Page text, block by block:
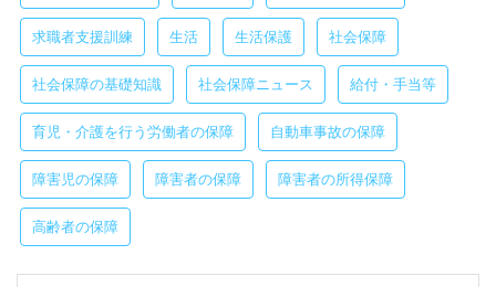
求職者支援訓練 生活 生活保護 社会保障
社会保障の基礎知識 社会保障ニュース 給付・手当等
育児・介護を行う労働者の保障 自動車事故の保障
障害児の保障 障害者の保障 障害者の所得保障
高齢者の保障